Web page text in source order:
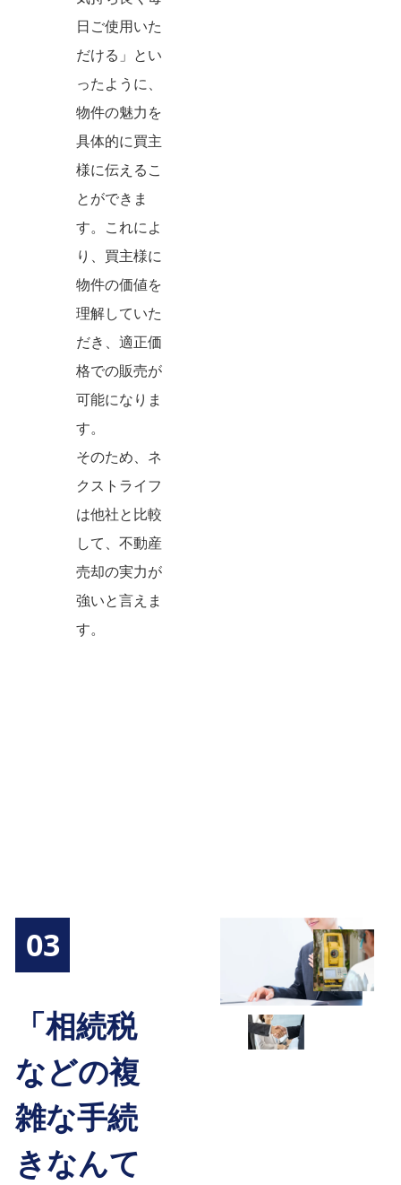
日ご使用いた
だける」とい
ったように、
物件の魅力を
具体的に買主
様に伝えるこ
とができま
す。これによ
り、買主様に
物件の価値を
理解していた
だき、適正価
格での販売が
可能になりま
す。
そのため、ネ
クストライフ
は他社と比較
して、不動産
売却の実力が
強いと言えま
す。
03
「相続税
などの複
雑な手続
きなんて